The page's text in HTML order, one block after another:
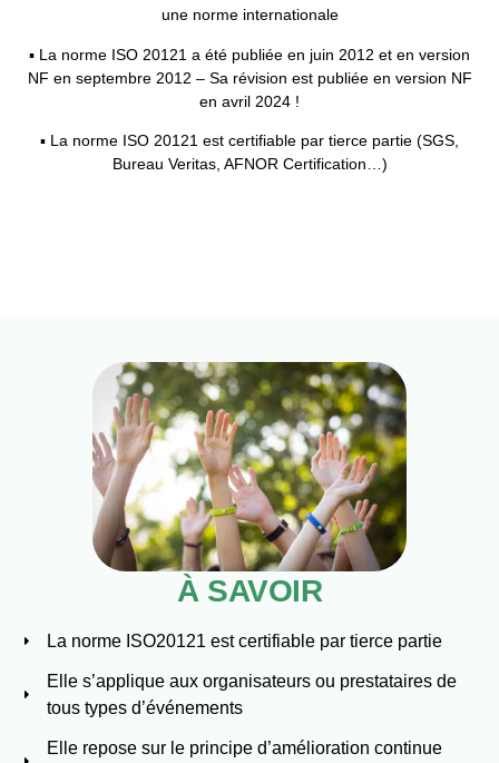
une norme internationale
▪ La norme ISO 20121 a été publiée en juin 2012 et en version
NF en septembre 2012 – Sa révision est publiée en version NF
en avril 2024 !
▪ La norme ISO 20121 est certifiable par tierce partie (SGS,
Bureau Veritas, AFNOR Certification…)
À SAVOIR
La norme ISO20121 est certifiable par tierce partie
Elle s’applique aux organisateurs ou prestataires de
tous types d’événements
Elle repose sur le principe d’amélioration continue